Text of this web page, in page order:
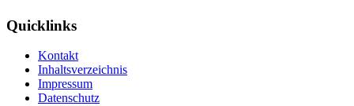
Quicklinks
Kontakt
Inhaltsverzeichnis
Impressum
Datenschutz